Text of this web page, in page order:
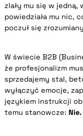
zlały mu się w jedną,
powiedziała mu nic,
poczuł się
W świecie B2B
że profesjonalizm
sprzedajemy stal,
wyłączyć emocje,
językiem instrukcji
temu stanowcze: Nie.